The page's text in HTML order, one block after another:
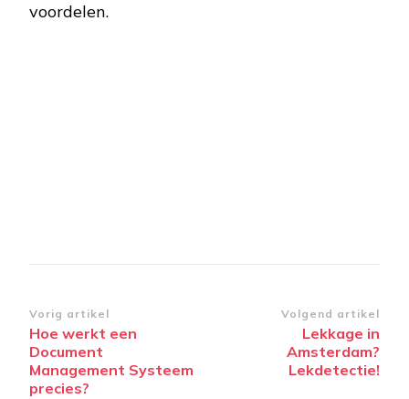
voordelen.
Bericht
navigatie
Vorig artikel
Hoe werkt een
Document
Management Systeem
precies?
Volgend artikel
Lekkage in
Amsterdam?
Lekdetectie!